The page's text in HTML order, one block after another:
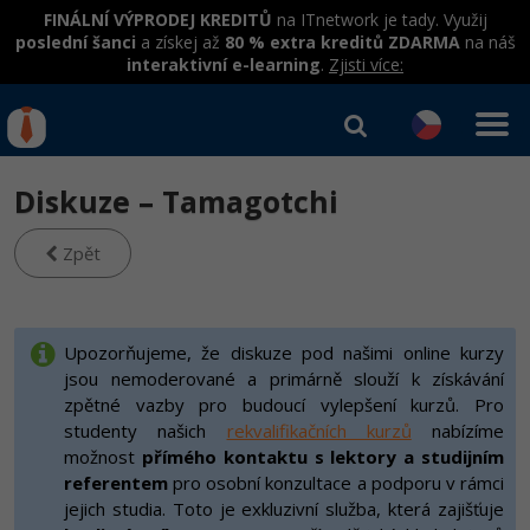
FINÁLNÍ VÝPRODEJ KREDITŮ na ITnetwork je tady. Využij
poslední šanci a získej až 80 % extra kreditů ZDARMAna náš
interaktivní e-learning. Zjisti více:
Rekvalifikace a kurzy
hrazené úřadem práce
Umělá inteligence v praxi
Datová analýza v praxi
Školení
Základy programování
Objektové programování - OOP
Umělá inteligence
Školení dle technologií
C# .NET
Java
IT e-learning
Kurzy IT profesí
Programátor WWW aplikací
Senior programátor
Front-end developer
Jak začít?
Java -80%
C#.NET -80%
Přihlásit se| Registrovat
Diskuze – Tamagotchi
Zpět
Upozorňujeme, že diskuze pod našimi online kurzy
jsou nemoderované a primárně slouží k získávání
zpětné vazby pro budoucí vylepšení kurzů. Pro
studenty našich rekvalifikačních kurzů nabízíme
možnost přímého kontaktu s lektory a studijním
referentem pro osobní konzultace a podporu v rámci
jejich studia. Toto je exkluzivní služba, která zajišťuje